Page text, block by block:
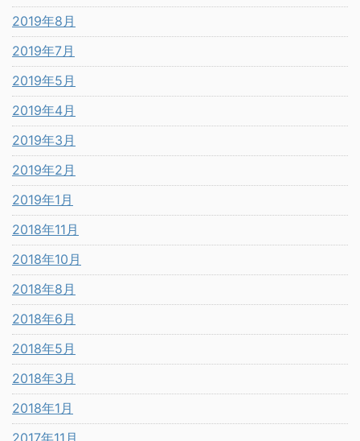
2019年8月
2019年7月
2019年5月
2019年4月
2019年3月
2019年2月
2019年1月
2018年11月
2018年10月
2018年8月
2018年6月
2018年5月
2018年3月
2018年1月
2017年11月